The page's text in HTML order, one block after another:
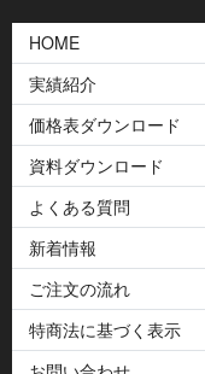
HOME
実績紹介
価格表ダウンロード
資料ダウンロード
よくある質問
新着情報
ご注文の流れ
特商法に基づく表示